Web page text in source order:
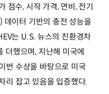
점수, 시작 가격, 연비, 전기
데이터 기반의 충전 성능을
는 U.S. 뉴스의 친환경차
더했으며, 지난해 미국에
번 수상을 바탕으로 미국
리 잡고 있음을 입증했다.